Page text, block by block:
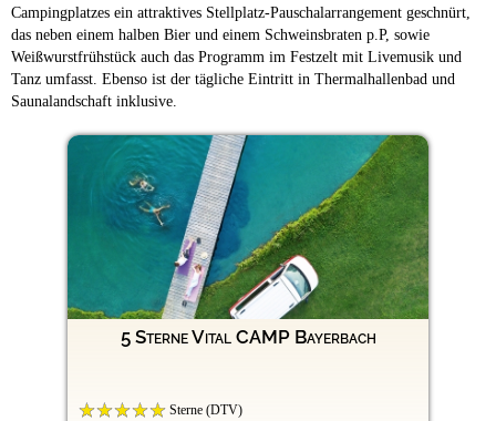
Campingplatzes ein attraktives Stellplatz-Pauschalarrangement geschnürt,
das neben einem halben Bier und einem Schweinsbraten p.P, sowie
Weißwurstfrühstück auch das Programm im Festzelt mit Livemusik und
Tanz umfasst. Ebenso ist der tägliche Eintritt in Thermalhallenbad und
Saunalandschaft inklusive.
5 Sterne Vital CAMP Bayerbach
Sterne (DTV)